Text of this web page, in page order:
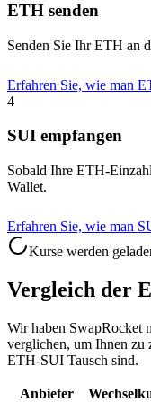
ETH senden
Senden Sie Ihr ETH an
Erfahren Sie, wie man
4
SUI empfangen
Sobald Ihre ETH-
Wallet.
Erfahren Sie, wie man
Kurse werden
Vergleich der
Wir haben SwapRocket
verglichen, um Ihnen zu
ETH-SUI Tausch sind.
Anbieter